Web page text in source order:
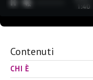
1:40
Contenuti
CHI È